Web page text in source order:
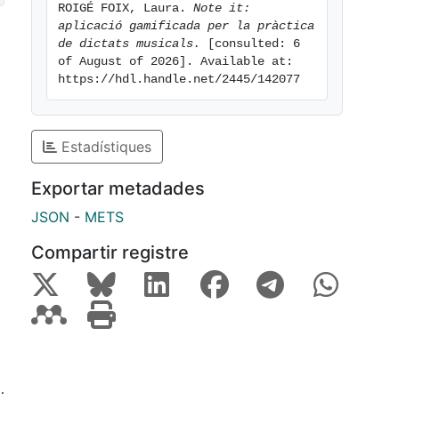
ROIGÉ FOIX, Laura. Note it:
aplicació gamificada per la pràctica
de dictats musicals.
[consulted: 6
of August of 2026]. Available at:
https://hdl.handle.net/2445/142077
Estadístiques
Exportar metadades
JSON - METS
Compartir registre